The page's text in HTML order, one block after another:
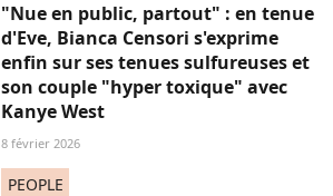
"Nue en public, partout" : en tenue
d'Eve, Bianca Censori s'exprime
enfin sur ses tenues sulfureuses et
son couple "hyper toxique" avec
Kanye West
8 février 2026
PEOPLE